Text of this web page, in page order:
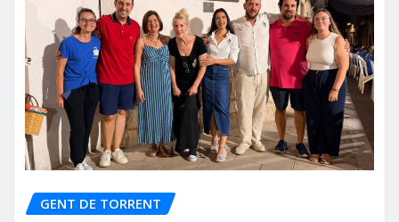
GENT DE TORRENT